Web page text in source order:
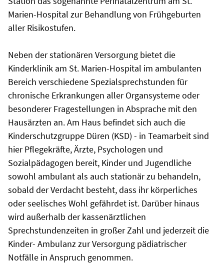
Marien-Hospital zur Behandlung von Frühgeburten
aller Risikostufen.
Neben der stationären Versorgung bietet die
Kinderklinik am St. Marien-Hospital im ambulanten
Bereich verschiedene Spezialsprechstunden für
chronische Erkrankungen aller Organsysteme oder
besonderer Fragestellungen in Absprache mit den
Hausärzten an. Am Haus befindet sich auch die
Kinderschutzgruppe Düren (KSD) - in Teamarbeit sind
hier Pflegekräfte, Ärzte, Psychologen und
Sozialpädagogen bereit, Kinder und Jugendliche
sowohl ambulant als auch stationär zu behandeln,
sobald der Verdacht besteht, dass ihr körperliches
oder seelisches Wohl gefährdet ist. Darüber hinaus
wird außerhalb der kassenärztlichen
Sprechstundenzeiten in großer Zahl und jederzeit die
Kinder- Ambulanz zur Versorgung pädiatrischer
Notfälle in Anspruch genommen.